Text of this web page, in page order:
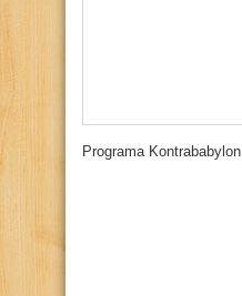
Programa Kontrababylon